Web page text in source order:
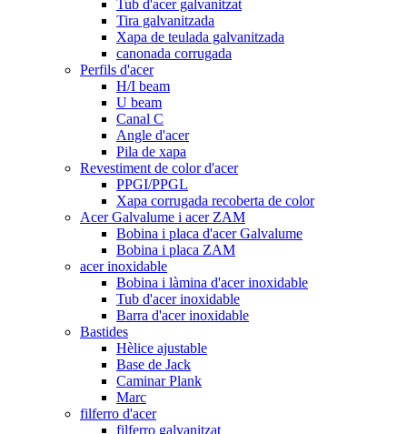
Tub d'acer galvanitzat
Tira galvanitzada
Xapa de teulada galvanitzada
canonada corrugada
Perfils d'acer
H/I beam
U beam
Canal C
Angle d'acer
Pila de xapa
Revestiment de color d'acer
PPGI/PPGL
Xapa corrugada recoberta de color
Acer Galvalume i acer ZAM
Bobina i placa d'acer Galvalume
Bobina i placa ZAM
acer inoxidable
Bobina i làmina d'acer inoxidable
Tub d'acer inoxidable
Barra d'acer inoxidable
Bastides
Hèlice ajustable
Base de Jack
Caminar Plank
Marc
filferro d'acer
filferro galvanitzat